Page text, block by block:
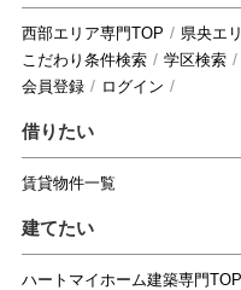
西部エリア専門TOP 県央エ
こだわり条件検索
学区検索
会員登録
ログイン
借りたい
賃貸物件一覧
建てたい
ハートマイホーム建築専門TOP